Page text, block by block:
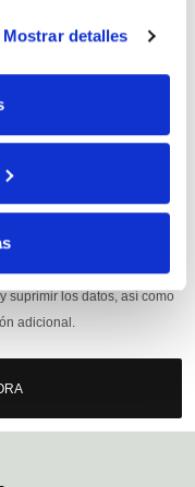
Mostrar detalles
en tu primera compra.
tratamientos con
destinatarios: proveedor de
suprimir los datos, así como
adicional.